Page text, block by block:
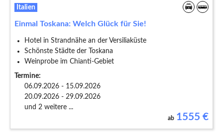
Italien
Einmal Toskana: Welch Glück für Sie!
Hotel in Strandnähe an der Versiliaküste
Schönste Städte der Toskana
Weinprobe im Chianti-Gebiet
Termine:
06.09.2026 - 15.09.2026
20.09.2026 - 29.09.2026
und 2 weitere ...
ab 1555 €